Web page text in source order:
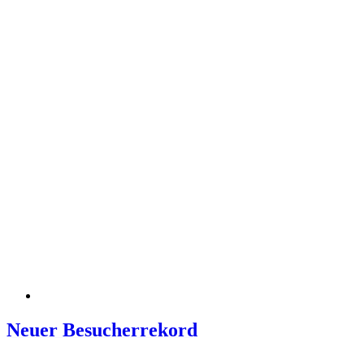
Neuer Besucherrekord